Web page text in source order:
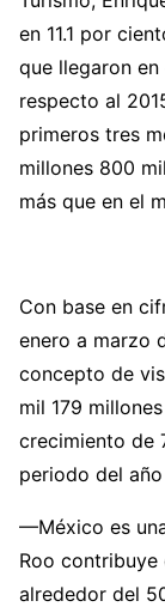
en 11.1 por
que llegaron
respecto al
primeros tres
millones 800
más que en el
Con base en
enero a marzo
concepto de
mil 179
crecimiento de
periodo del
—México es
Roo contribuye
alrededor del